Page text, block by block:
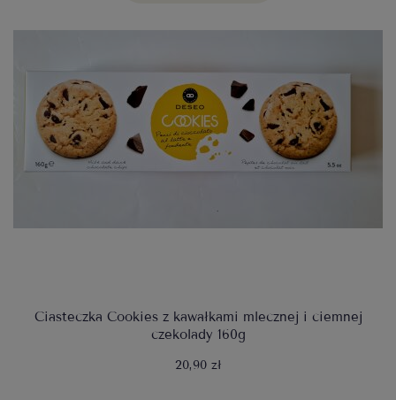
Ciasteczka Cookies z kawałkami mlecznej i ciemnej
czekolady 160g
20,90 zł